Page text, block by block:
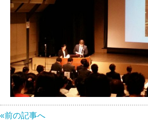
«前の記事へ